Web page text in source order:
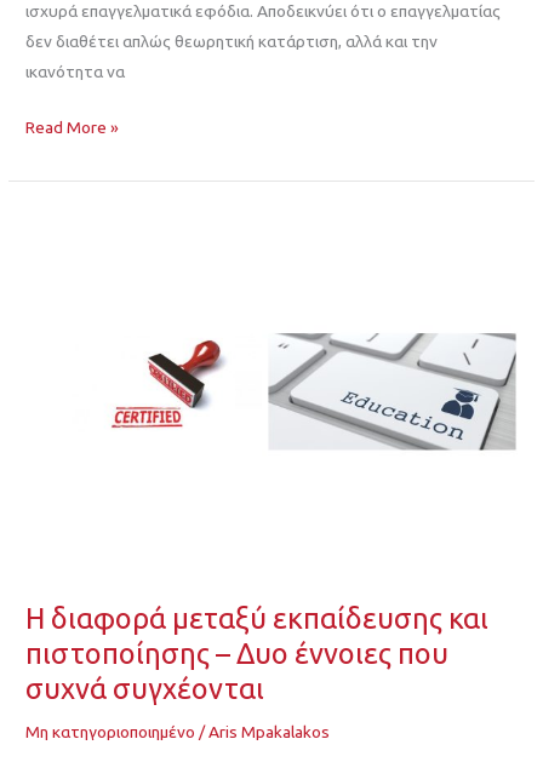
ισχυρά επαγγελματικά εφόδια. Αποδεικνύει ότι ο επαγγελματίας
δεν διαθέτει απλώς θεωρητική κατάρτιση, αλλά και την
ικανότητα να
Read More »
Η διαφορά μεταξύ εκπαίδευσης και
πιστοποίησης – Δυο έννοιες που
συχνά συγχέονται
Μη κατηγοριοποιημένο /Aris Mpakalakos